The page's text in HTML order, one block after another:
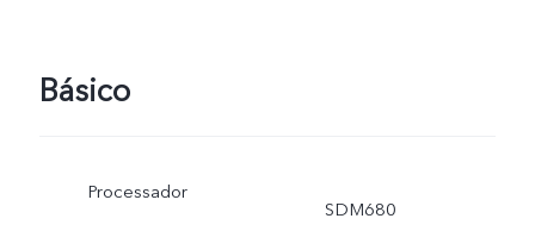
Básico
Processador
SDM680